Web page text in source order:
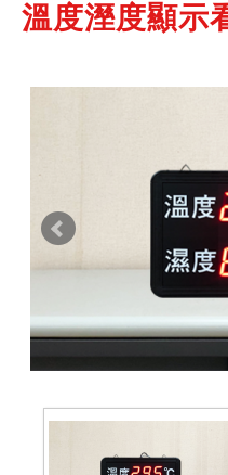
溫度溼度顯示